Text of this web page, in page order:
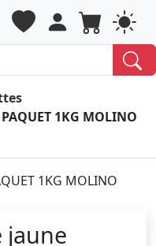
1KG MOLINO
jaune